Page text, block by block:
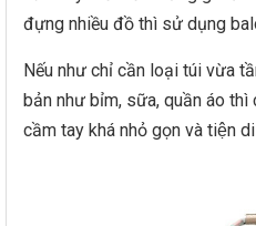
đựng nhiều đồ thì sử dụng
Nếu như chỉ cần loại túi vừa
bản như bỉm, sữa, quần áo
cầm tay khá nhỏ gọn và tiện di